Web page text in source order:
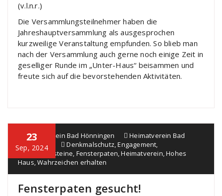
(v.l.n.r.)
Die Versammlungsteilnehmer haben die
Jahreshauptversammlung als ausgesprochen
kurzweilige Veranstaltung empfunden. So blieb man
nach der Versammlung auch gerne noch einige Zeit in
geselliger Runde im „Unter-Haus“ beisammen und
freute sich auf die bevorstehenden Aktivitäten.
23
Sep, 2024
Heimatverein Bad Hönningen
Heimatverein Bad
Hönningen
Denkmalschutz,Engagement,
Fensterbausteine, Fensterpaten,Heimatverein,Hohes
Haus,Wahrzeichen erhalten
Fensterpaten gesucht!